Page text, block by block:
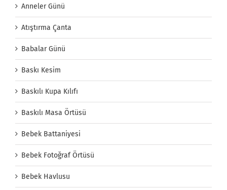
Anneler Günü
Atıştırma Çanta
Babalar Günü
Baskı Kesim
Baskılı Kupa Kılıfı
Baskılı Masa Örtüsü
Bebek Battaniyesi
Bebek Fotoğraf Örtüsü
Bebek Havlusu